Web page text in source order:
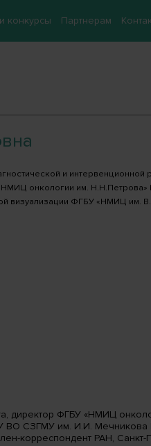
конкурсы Партнерам
и интервенционной
онкологии им.
визуализации ФГБУ «НМИЦ им.
директор ФГБУ «НМИЦ
ВО СЗГМУ им. И.И. Мечникова
корреспондент РАН, Санкт-